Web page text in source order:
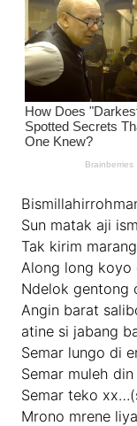
Sun matak aji
Tak kirim
Along long koyo
Ndelok gentong
Angin barat
atine si jabang
Semar lungo di
Semar muleh
Semar teko
Mrono mrene